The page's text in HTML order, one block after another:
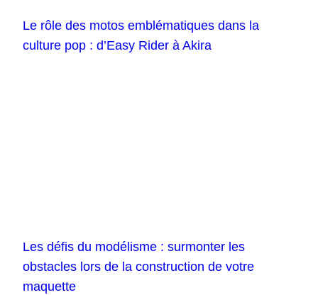
Le rôle des motos emblématiques dans la
culture pop : d’Easy Rider à Akira
Les défis du modélisme : surmonter les
obstacles lors de la construction de votre
maquette